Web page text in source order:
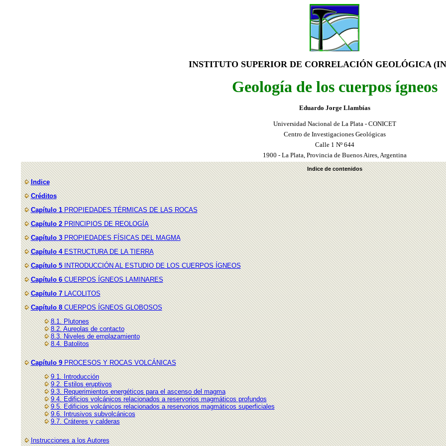
INSTITUTO SUPERIOR DE CORRELACIÓN GEOLÓGICA
Geología de los cuerpos ígneos
Eduardo Jorge Llambías
Universidad Nacional de La Plata - CONICET
Centro de Investigaciones Geológicas
Calle 1 Nº 644
1900 - La Plata, Provincia de Buenos Aires, Argentina
Indice de contenidos
Indice
Créditos
Capítulo 1PROPIEDADES TÉRMICAS DE LAS ROCAS
Capítulo 2PRINCIPIOS DE REOLOGÍA
Capítulo 3PROPIEDADES FÍSICAS DEL MAGMA
Capítulo 4ESTRUCTURA DE LA TIERRA
Capítulo 5INTRODUCCIÓN AL ESTUDIO DE LOS CUERPOS ÍGNEOS
Capítulo 6CUERPOS ÍGNEOS LAMINARES
Capítulo 7LACOLITOS
Capítulo 8CUERPOS ÍGNEOS GLOBOSOS
8.1. Plutones
8.2. Aureolas de contacto
8.3. Niveles de emplazamiento
8.4. Batolitos
Capítulo 9PROCESOS Y ROCAS VOLCÁNICAS
9.1. Introducción
9.2. Estilos eruptivos
9.3. Requerimientos energéticos para el ascenso del magma
9.4. Edificios volcánicos relacionados a reservorios magmáticos profundos
9.5. Edificios volcánicos relacionados a reservorios magmáticos superficiales
9.6. Intrusivos subvolcánicos
9.7. Cráteres y calderas
Instrucciones a los Autores